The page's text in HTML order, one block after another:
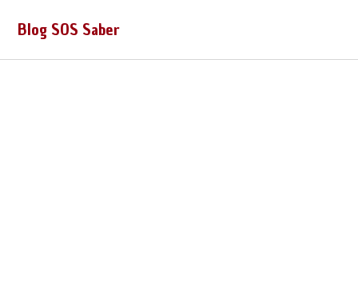
Blog SOS Saber